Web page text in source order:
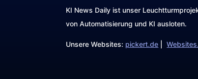
KI News Daily ist unser
von Automatisierung und KI ausloten.
Unsere Websites: pickert.de |